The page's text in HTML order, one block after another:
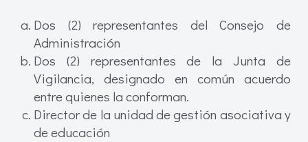
Dos (2) representantes del Consejo de
Administración
Dos (2) representantes de la Junta de
Vigilancia, designado en común acuerdo
entre quienes la conforman.
Director de la unidad de gestión asociativa y
de educación